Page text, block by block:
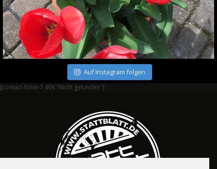
Auf Instagram folgen
[contact-form-7 404 "Nicht gefunden"]